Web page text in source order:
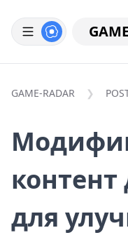
GAME-RADAR
контент
для